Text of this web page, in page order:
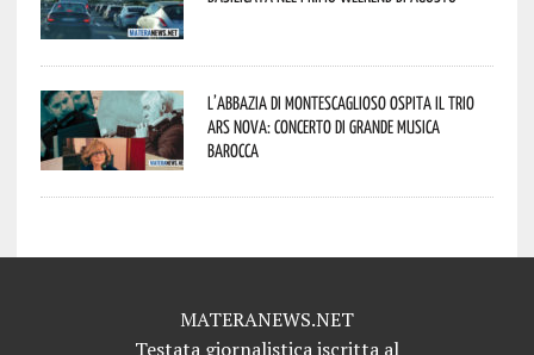
L’abbazia di Montescaglioso ospita il Trio
Ars Nova: concerto di grande musica
barocca
MATERANEWS.NET
Testata giornalistica iscritta al